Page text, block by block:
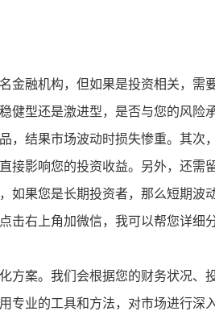
金融机构，但如果是投资相关，需
健型还是激进型，是否与您的风险
，结果市场波动时损失惨重。其次
接影响您的投资收益。另外，还需
如果您是长期投资者，那么短期波
击右上角加微信，我可以帮您详细分
方案。我们会根据您的财务状况、
专业的工具和方法，对市场进行深